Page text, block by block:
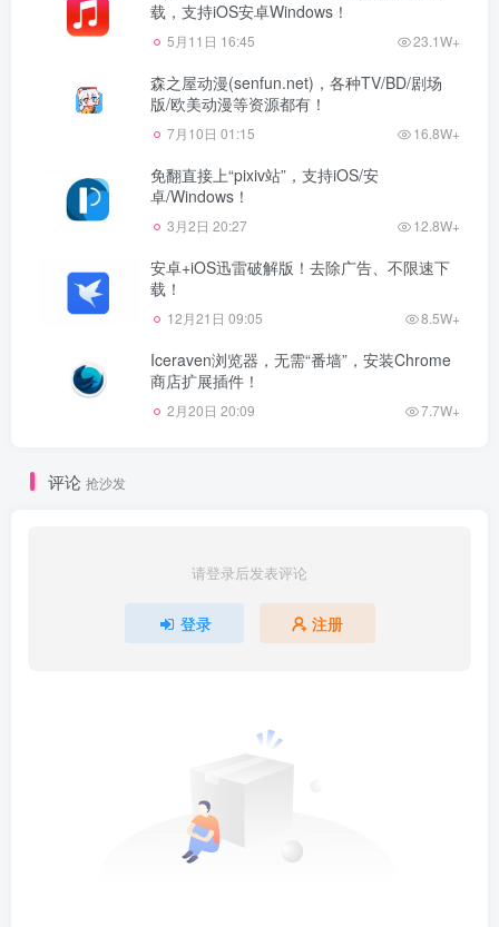
载，支持iOS安卓Windows！
5月11日 16:45 23.1W+
森之屋动漫(senfun.net)，各种TV/BD/剧场
版/欧美动漫等资源都有！
7月10日 01:15 16.8W+
免翻直接上“pixiv站”，支持iOS/安
卓/Windows！
3月2日 20:27 12.8W+
安卓+iOS迅雷破解版！去除广告、不限速下
载！
12月21日 09:05 8.5W+
Iceraven浏览器，无需“番墙”，安装Chrome
商店扩展插件！
2月20日 20:09 7.7W+
评论 抢沙发
请登录后发表评论
登录 注册